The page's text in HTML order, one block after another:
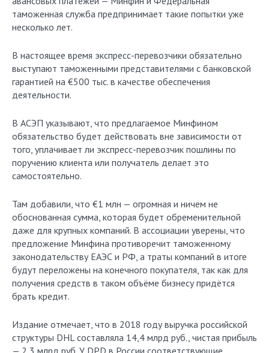
таможенная служба предпринимает такие попытки уже
несколько лет.
В настоящее время экспресс-перевозчики обязательно
выступают таможенными представителями с банковской
гарантией на €500 тыс. в качестве обеспечения
деятельности.
В АСЭП указывают, что предлагаемое Минфином
обязательство будет действовать вне зависимости от
того, уплачивает ли экспресс-перевозчик пошлины по
поручению клиента или получатель делает это
самостоятельно.
Там добавили, что €1 млн — огромная и ничем не
обоснованная сумма, которая будет обременительной
даже для крупных компаний. В ассоциации уверены, что
предложение Минфина противоречит таможенному
законодательству ЕАЭС и РФ, а траты компаний в итоге
будут переложены на конечного покупателя, так как для
получения средств в таком объёме бизнесу придётся
брать кредит.
Издание отмечает, что в 2018 году выручка российской
структуры DHL составляла 14,4 млрд руб., чистая прибыль
— 2,3 млрд руб. У DPD в России соответствующие